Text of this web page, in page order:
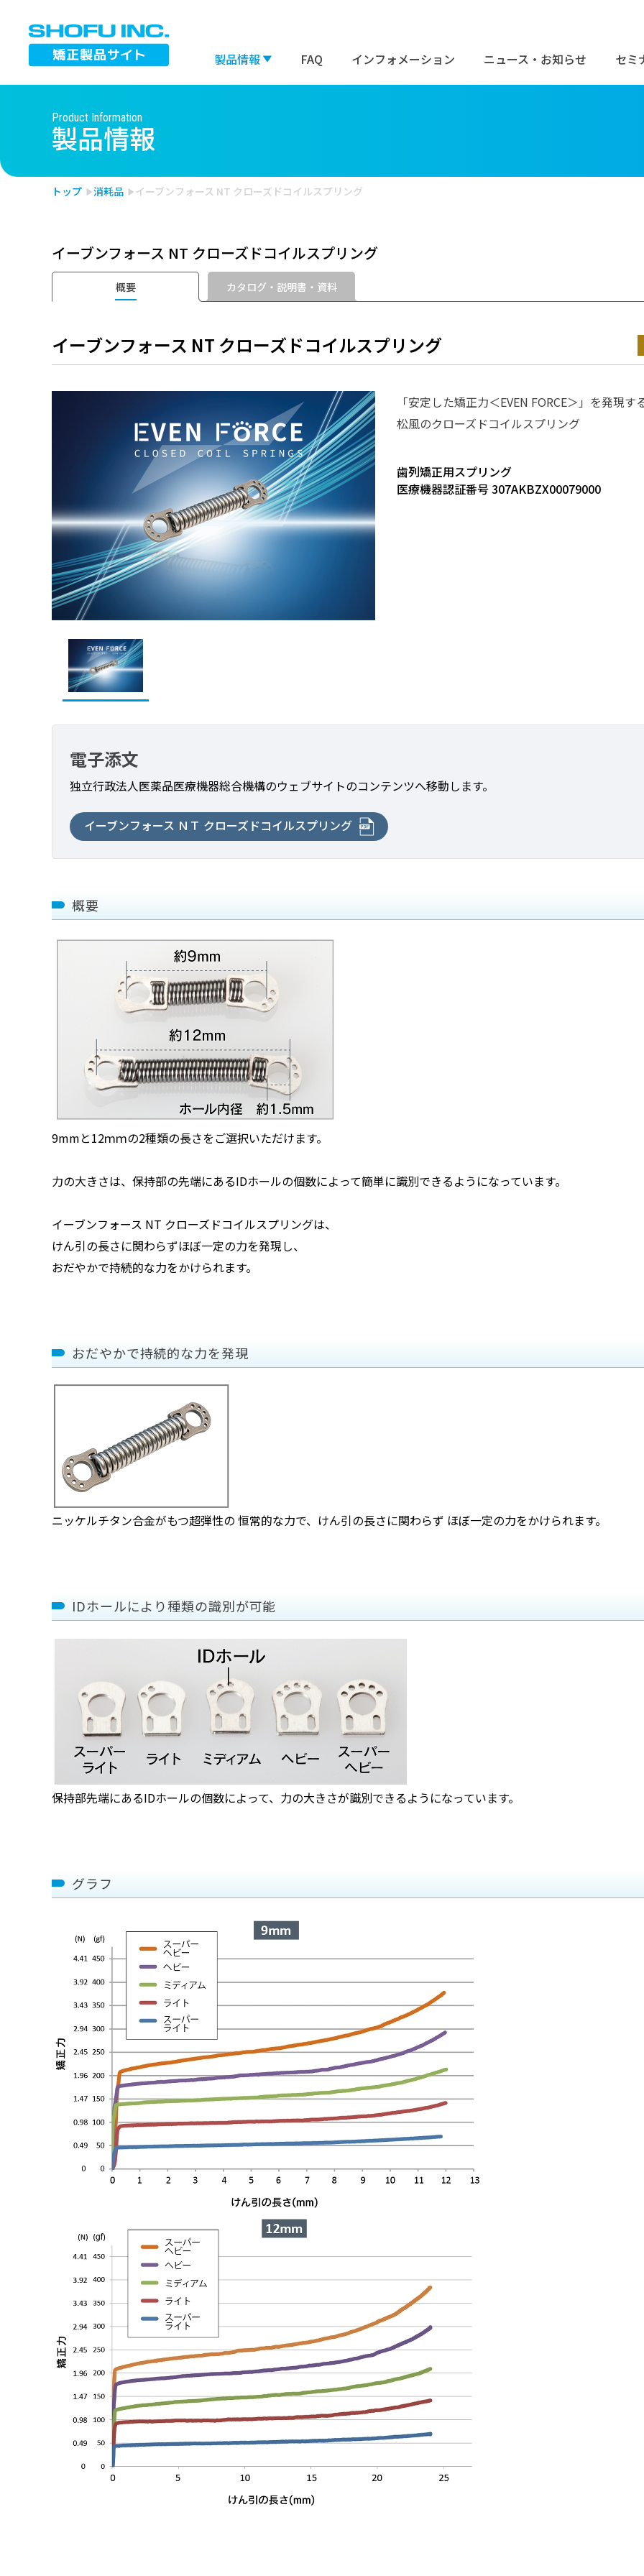
製品情報
ブラケット
ミニスクリュー ボンディング材
インダイレクト ボンディン
一般歯科製品
FAQ インフォメーション ニュース・お知らせ セミ
検索対象： すべて 矯正製品
Product Information
製品情報
トップ 消耗品 イーブンフォース NT クローズドコイルスプリング
イーブンフォース NT クローズドコイルスプリング
概要 カタログ・説明書・資料
イーブンフォース NT クローズドコイルスプリング
「安定した矯正力＜EVEN FORCE＞」を発現す
松風のクローズドコイルスプリング
歯列矯正用スプリング
医療機器認証番号 307AKBZX00079000
電子添文
独立行政法人医薬品医療機器総合機構のウェブサイトのコンテンツへ移動します。
イーブンフォース ＮＴ クローズドコイルスプリング
概要
9mmと12ｍｍの2種類の長さをご選択いただけます。
力の大きさは、保持部の先端にあるIDホールの個数によって簡単に識別できるようになっています。
イーブンフォース NT クローズドコイルスプリングは、
けん引の長さに関わらずほぼ一定の力を発現し、
おだやかで持続的な力をかけられます。
おだやかで持続的な力を発現
ニッケルチタン合金がもつ超弾性の 恒常的な力で、けん引の長さに関わらず ほぼ一定の力をかけられます。
IDホールにより種類の識別が可能
保持部先端にあるIDホールの個数によって、力の大きさが識別できるようになっています。
グラフ